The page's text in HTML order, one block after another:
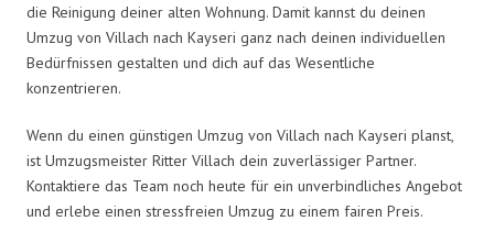
die Reinigung deiner alten Wohnung. Damit kannst du deinen
Umzug von Villach nach Kayseri ganz nach deinen individuellen
Bedürfnissen gestalten und dich auf das Wesentliche
konzentrieren.
Wenn du einen günstigen Umzug von Villach nach Kayseri planst,
ist Umzugsmeister Ritter Villach dein zuverlässiger Partner.
Kontaktiere das Team noch heute für ein unverbindliches Angebot
und erlebe einen stressfreien Umzug zu einem fairen Preis.